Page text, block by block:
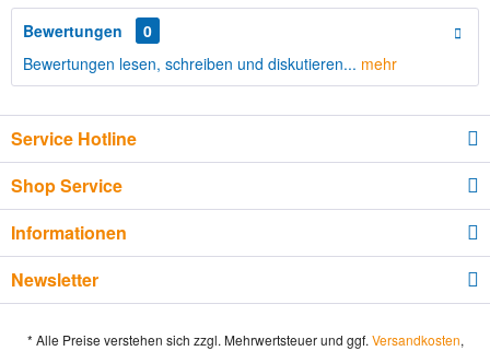
Bewertungen
0
Bewertungen lesen, schreiben und diskutieren... mehr
Service Hotline
Shop Service
Informationen
Newsletter
* Alle Preise verstehen sich zzgl. Mehrwertsteuer und ggf. Versandkosten,